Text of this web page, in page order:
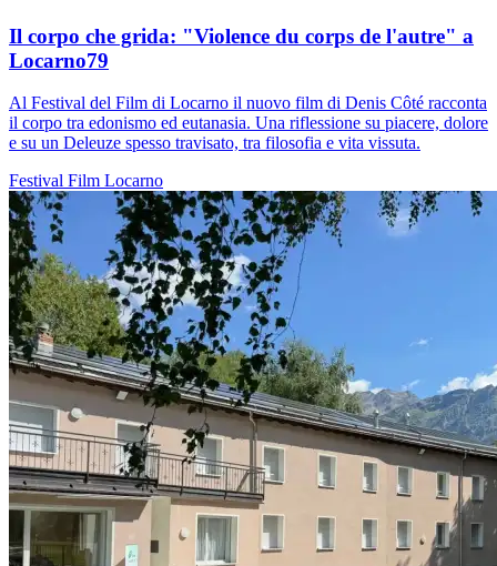
Il corpo che grida: "Violence du corps de l'autre" a
Locarno79
Al Festival del Film di Locarno il nuovo film di Denis Côté racconta
il corpo tra edonismo ed eutanasia. Una riflessione su piacere, dolore
e su un Deleuze spesso travisato, tra filosofia e vita vissuta.
Festival Film Locarno